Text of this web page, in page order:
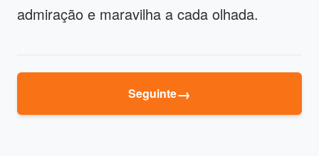
admiração e maravilha a cada olhada.
Seguinte→